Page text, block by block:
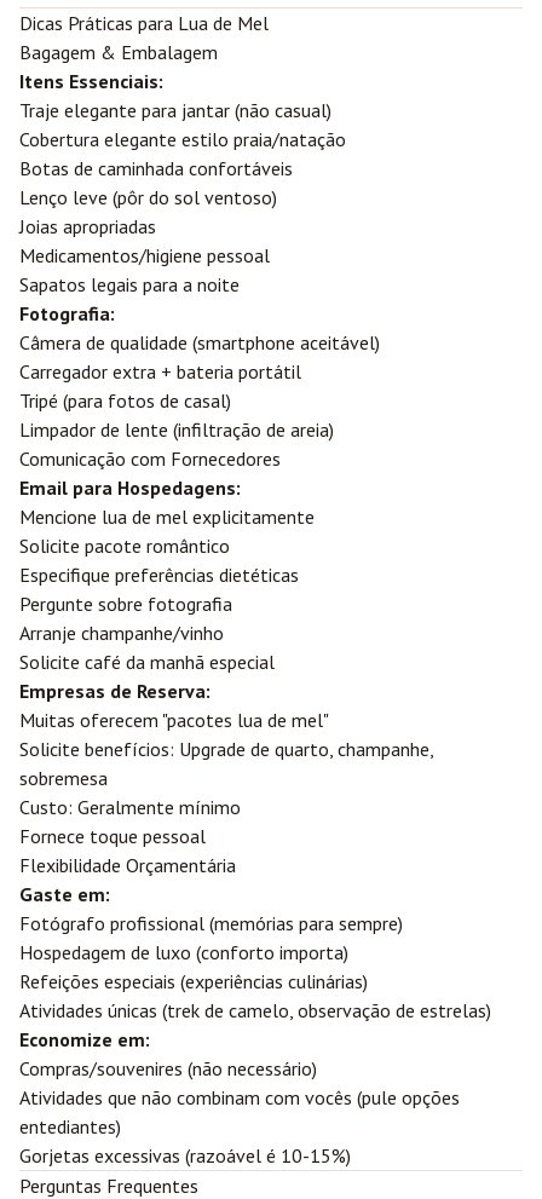
Dicas Práticas para Lua de Mel
Bagagem & Embalagem
Itens Essenciais:
Traje elegante para jantar (não casual)
Cobertura elegante estilo praia/natação
Botas de caminhada confortáveis
Lenço leve (pôr do sol ventoso)
Joias apropriadas
Medicamentos/higiene pessoal
Sapatos legais para a noite
Fotografia:
Câmera de qualidade (smartphone aceitável)
Carregador extra + bateria portátil
Tripé (para fotos de casal)
Limpador de lente (infiltração de areia)
Comunicação com Fornecedores
Email para Hospedagens:
Mencione lua de mel explicitamente
Solicite pacote romântico
Especifique preferências dietéticas
Pergunte sobre fotografia
Arranje champanhe/vinho
Solicite café da manhã especial
Empresas de Reserva:
Muitas oferecem "pacotes lua de mel"
Solicite benefícios: Upgrade de quarto, champanhe,
sobremesa
Custo: Geralmente mínimo
Fornece toque pessoal
Flexibilidade Orçamentária
Gaste em:
Fotógrafo profissional (memórias para sempre)
Hospedagem de luxo (conforto importa)
Refeições especiais (experiências culinárias)
Atividades únicas (trek de camelo, observação de estrelas)
Economize em:
Compras/souvenires (não necessário)
Atividades que não combinam com vocês (pule opções
entediantes)
Gorjetas excessivas (razoável é 10-15%)
Perguntas Frequentes